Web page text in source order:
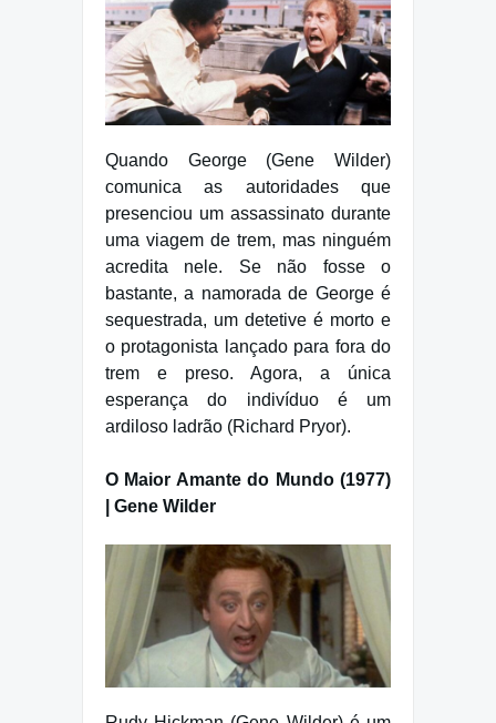
Quando George (Gene Wilder)
comunica as autoridades que
presenciou um assassinato durante
uma viagem de trem, mas ninguém
acredita nele. Se não fosse o
bastante, a namorada de George é
sequestrada, um detetive é morto e
o protagonista lançado para fora do
trem e preso. Agora, a única
esperança do indivíduo é um
ardiloso ladrão (Richard Pryor).
O Maior Amante do Mundo (1977)
| Gene Wilder